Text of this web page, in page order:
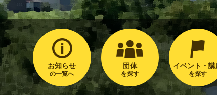
お知らせ
の一覧へ
団体
を探す
イベント・講
を探す